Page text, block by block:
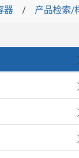
器 产品检索/